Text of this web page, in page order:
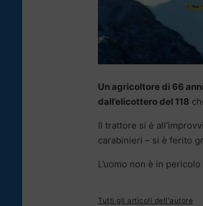
Un agricoltore di 66
dall’elicottero del 118
Il trattore si è
carabinieri – si è ferito
L’uomo non è in
Tutti gli articoli dell'autore